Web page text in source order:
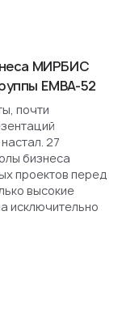
МИРБИС
EMBA-52
почти
27
бизнеса
проектов перед
высокие
исключительно